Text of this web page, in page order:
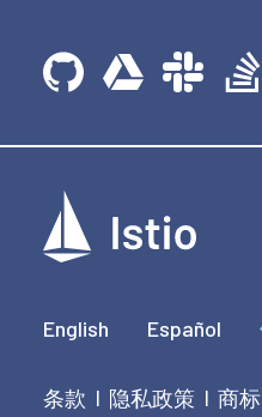
English Español
条款 | 隐私政策 | 商标